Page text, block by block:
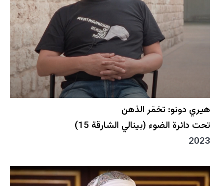
هيري دونو: تخمّر الذهن
تحت دائرة الضوء (بينالي الشارقة 15)
2023